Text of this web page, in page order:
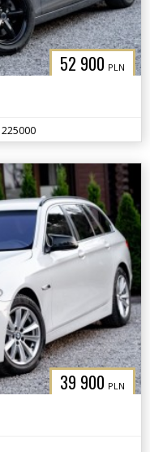
52 900 PLN
225000
39 900 PLN